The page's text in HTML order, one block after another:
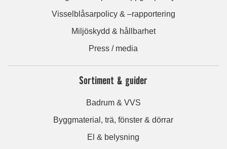
Visselblåsarpolicy & –rapportering
Miljöskydd & hållbarhet
Press / media
Sortiment & guider
Badrum & VVS
Byggmaterial, trä, fönster & dörrar
El & belysning